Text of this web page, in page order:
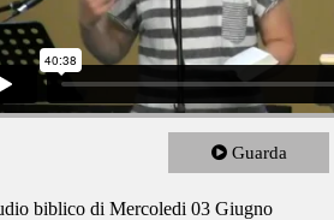
Guarda
biblico di Mercoledi 03 Giugno